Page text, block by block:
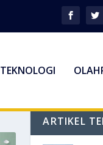
TEKNOLOGI
ARTIKEL